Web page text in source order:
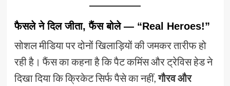
फैसले ने दिल जीता, फैंस बोले — “Real Heroes!”
सोशल मीडिया पर दोनों खिलाड़ियों की जमकर तारीफ हो
रही है। फैंस का कहना है कि पैट कमिंस और ट्रेविस हेड ने
दिखा दिया कि क्रिकेट सिर्फ पैसे का नहीं,गौरव और